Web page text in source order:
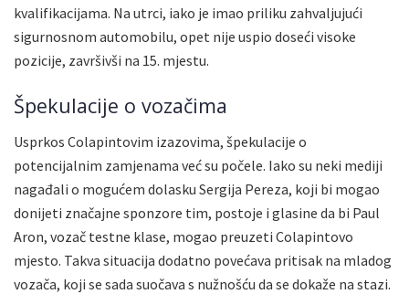
kvalifikacijama. Na utrci, iako je imao priliku zahvaljujući
sigurnosnom automobilu, opet nije uspio doseći visoke
pozicije, završivši na 15. mjestu.
Špekulacije o vozačima
Usprkos Colapintovim izazovima, špekulacije o
potencijalnim zamjenama već su počele. Iako su neki mediji
nagađali o mogućem dolasku Sergija Pereza, koji bi mogao
donijeti značajne sponzore tim, postoje i glasine da bi Paul
Aron, vozač testne klase, mogao preuzeti Colapintovo
mjesto. Takva situacija dodatno povećava pritisak na mladog
vozača, koji se sada suočava s nužnošću da se dokaže na stazi.